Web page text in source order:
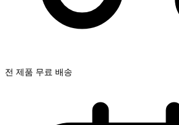
전 제품 무료 배송